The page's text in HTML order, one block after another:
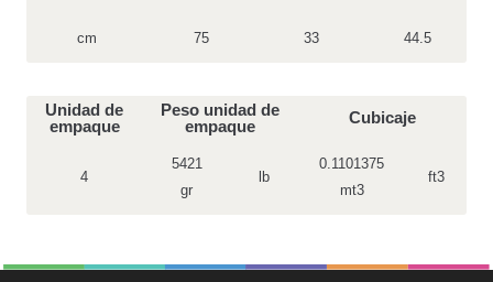
cm 75 33 44.5
Unidad de
empaque
Peso unidad de
empaque
Cubicaje
4
5421
gr
lb
0.1101375
mt3
ft3